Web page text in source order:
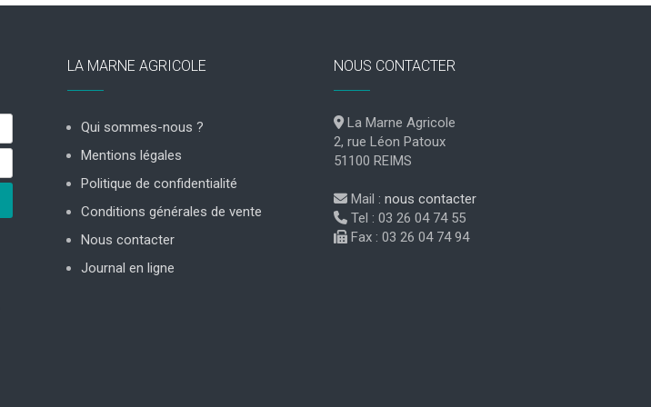
LA MARNE AGRICOLE
Qui sommes-nous ?
Mentions légales
Politique de confidentialité
Conditions générales de vente
Nous contacter
Journal en ligne
NOUS CONTACTER
La Marne Agricole
2, rue Léon Patoux
51100 REIMS
Mail : nous contacter
Tel : 03 26 04 74 55
Fax : 03 26 04 74 94